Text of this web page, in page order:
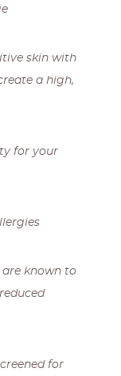
skin with
a high,
for your
known to
for